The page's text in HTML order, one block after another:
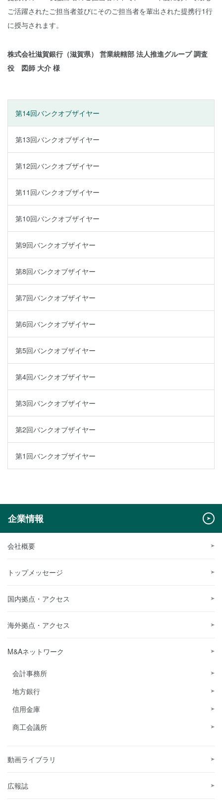
ご活躍されたご担当者並びにそのご担当者を輩出された提携行1行
に授与されます。
株式会社滋賀銀行（滋賀県） 営業統轄部 法人推進グループ 調査
役 図師 大介 様
第14回バンクオブザイヤー
第13回バンクオブザイヤー
第12回バンクオブザイヤー
第11回バンクオブザイヤー
第10回バンクオブザイヤー
第9回バンクオブザイヤー
第8回バンクオブザイヤー
第7回バンクオブザイヤー
第6回バンクオブザイヤー
第5回バンクオブザイヤー
第4回バンクオブザイヤー
第3回バンクオブザイヤー
第2回バンクオブザイヤー
第1回バンクオブザイヤー
企業情報
会社概要
トップメッセージ
国内拠点・アクセス
海外拠点・アクセス
M&Aネットワーク
会計事務所
地方銀行
信用金庫
商工会議所
動画ライブラリ
広報誌